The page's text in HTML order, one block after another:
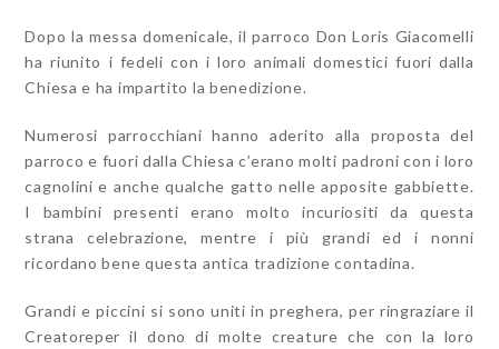
Dopo la messa domenicale, il parroco Don Loris Giacomelli
ha riunito i fedeli con i loro animali domestici fuori dalla
Chiesa e ha impartito la benedizione.
Numerosi parrocchiani hanno aderito alla proposta del
parroco e fuori dalla Chiesa c’erano molti padroni con i loro
cagnolini e anche qualche gatto nelle apposite gabbiette.
I bambini presenti erano molto incuriositi da questa
strana celebrazione, mentre i più grandi ed i nonni
ricordano bene questa antica tradizione contadina.
Grandi e piccini si sono uniti in preghera, per ringraziare il
Creatoreper il dono di molte creature che con la loro